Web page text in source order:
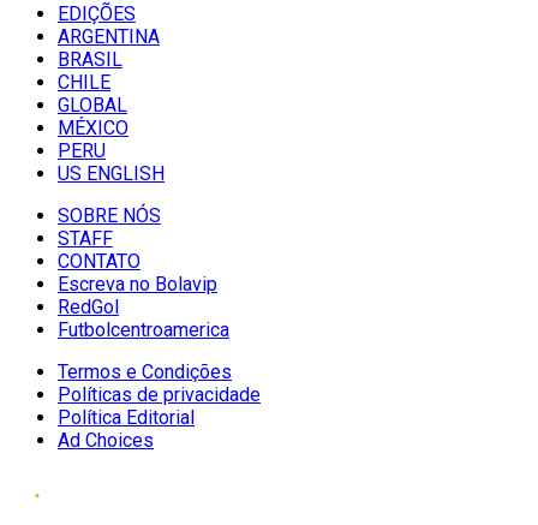
EDIÇÕES
ARGENTINA
BRASIL
CHILE
GLOBAL
MÉXICO
PERU
US ENGLISH
SOBRE NÓS
STAFF
CONTATO
Escreva no Bolavip
RedGol
Futbolcentroamerica
Termos e Condições
Políticas de privacidade
Política Editorial
Ad Choices